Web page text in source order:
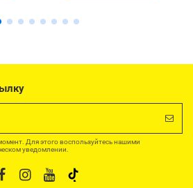
Для этого воспользуйтесь нашими
уведомлении.